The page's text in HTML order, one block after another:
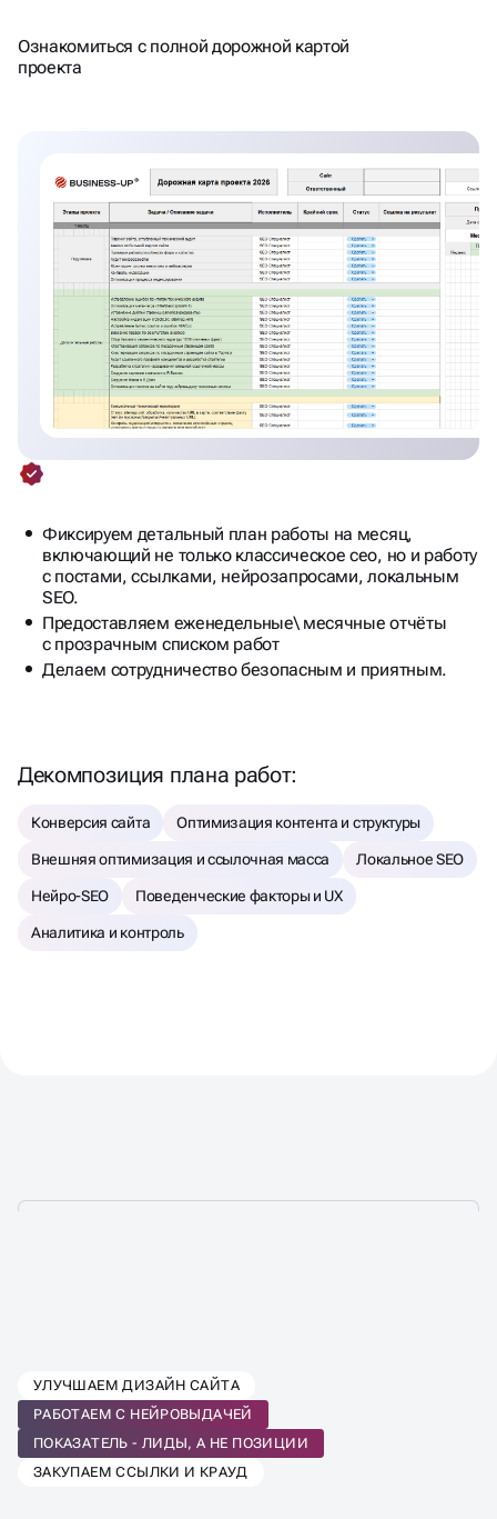
СЧИТАЕМ ПЛАН\ФАКТ
МЕСЯЦ. РАБОТАЕМ С KPI
Ознакомиться с полной дорожной картой
проекта
Фиксируем детальный план работы на месяц,
включающий не только классическое сео, но и работу
с постами, ссылками, нейрозапросами, локальным
SEO.
Предоставляем еженедельные\ месячные отчёты
с прозрачным списком работ
Делаем сотрудничество безопасным и приятным.
Декомпозиция плана работ:
Конверсия сайта Оптимизация контента и структуры
Внешняя оптимизация и ссылочная масса Локальное SEO
Нейро-SEO Поведенческие факторы и UX
Аналитика и контроль
ВЫБЕРИТЕ ТАРИФ SEO-
ПРОДВИЖЕНИЯ
ПОД ВАШ БИЗНЕС
УЛУЧШАЕМ ДИЗАЙН САЙТА
РАБОТАЕМ С НЕЙРОВЫДАЧЕЙ
ПОКАЗАТЕЛЬ - ЛИДЫ, А НЕ ПОЗИЦИИ
ЗАКУПАЕМ ССЫЛКИ И КРАУД